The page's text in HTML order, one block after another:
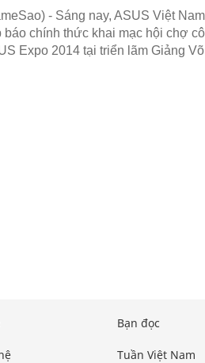
- Sáng nay, ASUS Việt
báo chính thức khai mạc hội chợ
Expo 2014 tại triển lãm Giảng
Bạn đọc
Tuần Việt Nam